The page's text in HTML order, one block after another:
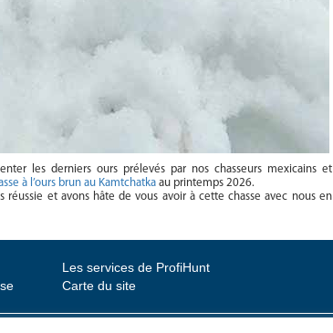
les derniers ours prélevés par nos chasseurs mexicains et
à l’ours brun au Kamtchatka au printemps 2026.
réussie et avons hâte de vous avoir à cette chasse avec nous en
Les services de ProfiHunt
Carte du site